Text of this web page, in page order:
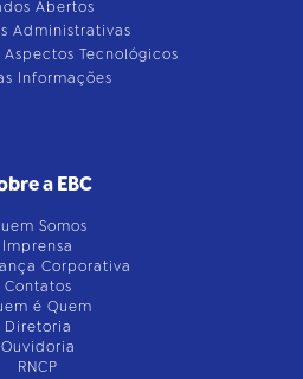
Abertos
Administrativas
Aspectos Tecnológicos
Informações
a EBC
Somos
Imprensa
Corporativa
Contatos
é Quem
Diretoria
Ouvidoria
RNCP